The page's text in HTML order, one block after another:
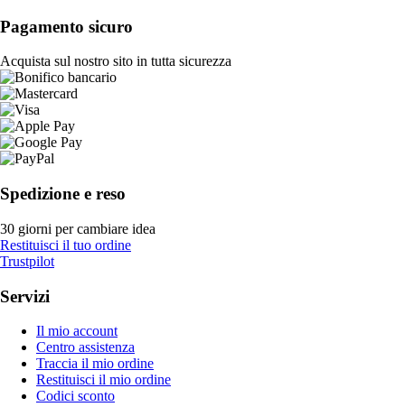
Pagamento sicuro
Acquista sul nostro sito in tutta sicurezza
Spedizione e reso
30 giorni per cambiare idea
Restituisci il tuo ordine
Trustpilot
Servizi
Il mio account
Centro assistenza
Traccia il mio ordine
Restituisci il mio ordine
Codici sconto